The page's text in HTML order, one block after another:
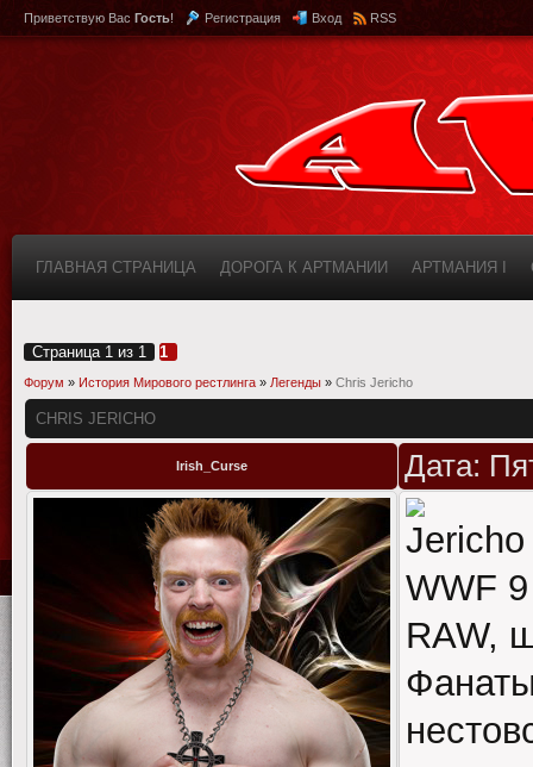
Приветствую Вас Гость! Регистрация Вход RSS
ГЛАВНАЯ СТРАНИЦА ДОРОГА К АРТМАНИИ АРТМАНИЯ I
Страница 1 из 1 1
Форум » История Мирового рестлинга » Легенды » Chris Jericho
CHRIS JERICHO
Irish_Curse Дата:
WWF
RAW,